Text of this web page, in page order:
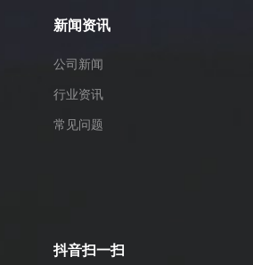
新闻资讯
公司新闻
行业资讯
常见问题
抖音扫一扫